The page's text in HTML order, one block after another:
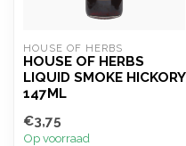
HOUSE OF HERBS
HOUSE OF HERBS
LIQUID SMOKE HICKORY
147ML
€3,75
Op voorraad